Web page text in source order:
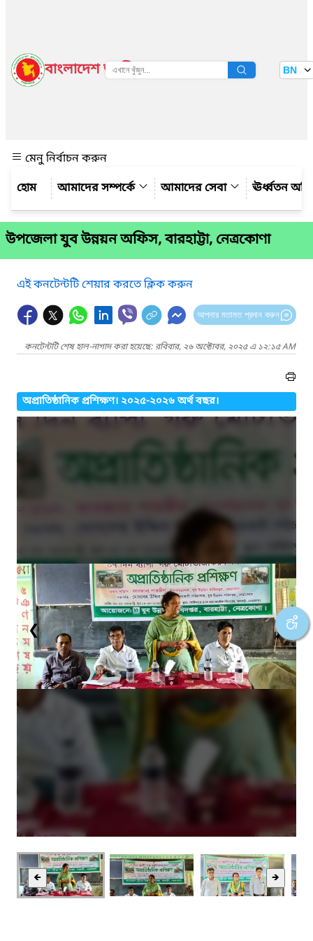
বাংলাদেশ জাতীয় তথ্য বাতায়ন BN
মেনু নির্বাচন করুন
আমাদের সম্পর্কে
আমাদের সেবা ঊর্ধ্বতন
উপজেলা যুব উন্নয়ন অফিস, বারহাট্টা, নেত্রকোণা
এই কনটেন্টটি শেয়ার করতে ক্লিক করুন
আপনার মতামত প্রদান করুন
কনটেন্টটি শেষ হাল-নাগাদ করা হয়েছে: রবিবার, ২৬ অক্টোবর, ২০২৫ এ ১২:১৫ AM
অপ্রাতিষ্ঠানিক প্রশিক্ষণ। ২০২৫-২০২৬ অর্থ বছর।
❮ ❯
🡸 🡺